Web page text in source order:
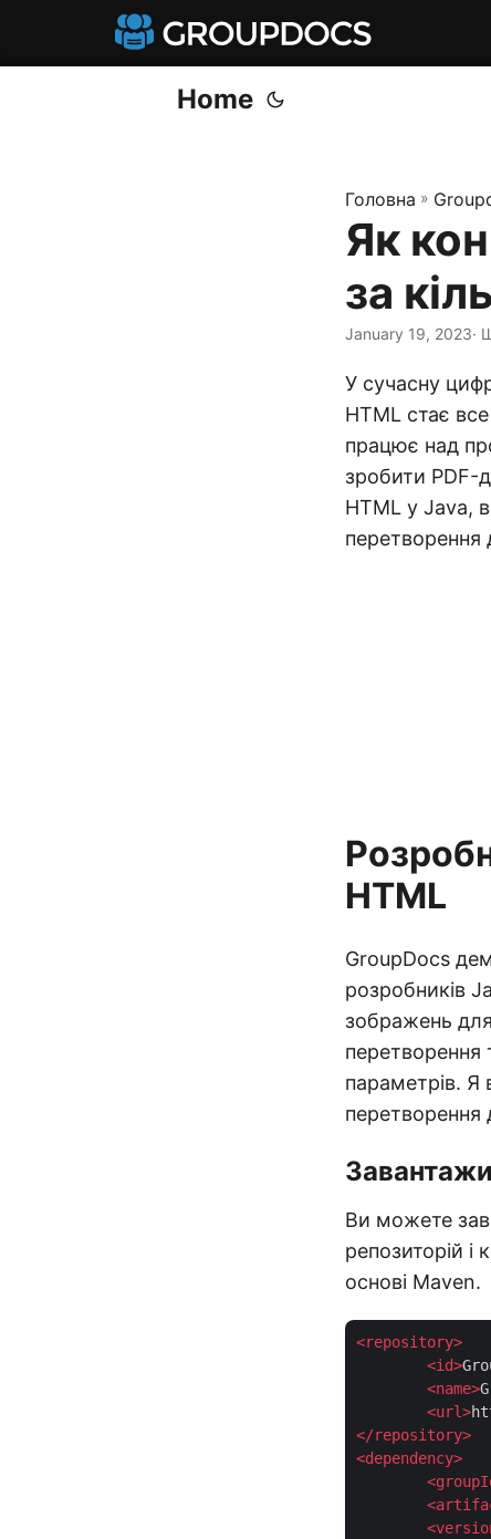
Home
Головна »
Як
за
January 19, 2023·
У сучасну
HTML стає
працює над
зробити PDF-
HTML у Java,
перетворення
HTML
GroupDocs
розробників
зображень
параметрів. Я
перетворення
Ви можете
репозиторій
основі Maven.
<repository>
<id>
<name>
<url>
</repository>
<dependency>
<
<
<